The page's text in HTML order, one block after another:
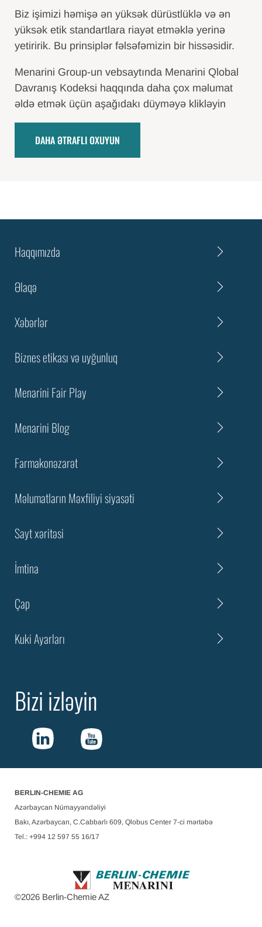
Biz işimizi həmişə ən yüksək dürüstlüklə və ən
yüksək etik standartlara riayət etməklə yerinə
yetiririk. Bu prinsiplər fəlsəfəmizin bir hissəsidir.
Menarini Group-un vebsaytında Menarini Qlobal
Davranış Kodeksi haqqında daha çox məlumat
əldə etmək üçün aşağıdakı düyməyə klikləyin
DAHA ƏTRAFLI OXUYUN
Haqqımızda
Əlaqə
Xəbərlər
Biznes etikası və uyğunluq
Menarini Fair Play
Menarini Blog
Farmakonəzarət
Məlumatların Məxfiliyi siyasəti
Sayt xəritəsi
İmtina
Çap
Kuki Ayarları
Bizi izləyin
BERLIN-CHEMIE AG
Azərbaycan Nümayyəndəliyi
Bakı, Azərbaycan, C.Cabbarlı 609, Qlobus Center 7-ci mərtəbə
Tel.: +994 12 597 55 16/17
©2026 Berlin-Chemie AZ